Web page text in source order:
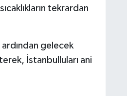
tekrardan
gelecek
İstanbulluları ani